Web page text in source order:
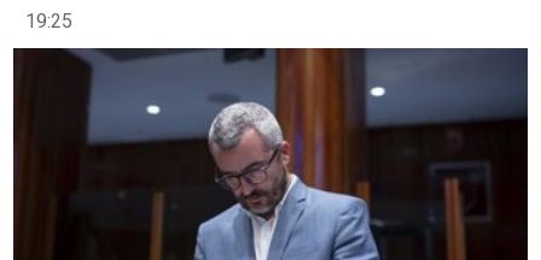
19:25